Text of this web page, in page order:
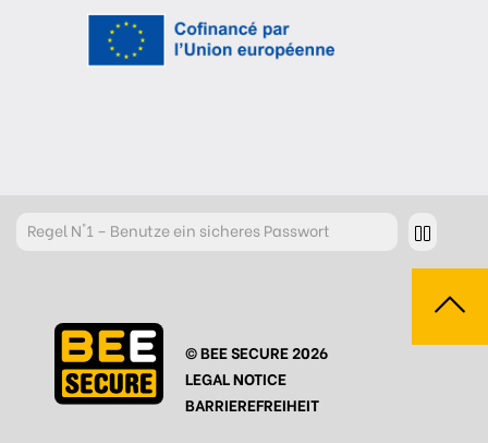
RegelN°1 – Benutze ein sicheres Passwort
RegelN°3 – Überdenke was du postest
RegelN°4 – Respektiere andere
RegelN°5 – Schütze dich vor Hackern/Malware
© BEE SECURE 2026
LEGAL NOTICE
BARRIEREFREIHEIT